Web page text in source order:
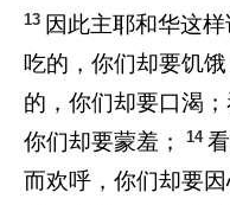
13 因此主耶和华这
吃的，你们却要饥
的，你们却要口渴
你们却要蒙羞；
14
而欢呼，你们却要